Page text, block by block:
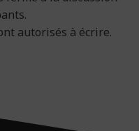
autorisés à écrire.